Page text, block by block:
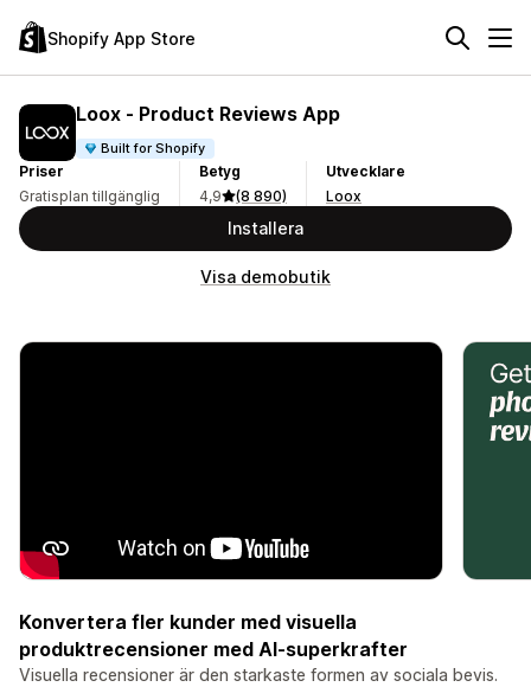
Shopify App Store
Loox ‑ Product Reviews App
Built for Shopify
Priser
Gratisplan tillgänglig
Betyg
4,9
(8 890)
Utvecklare
Loox
Installera
Visa demobutik
Konvertera fler kunder med visuella
produktrecensioner med AI-superkrafter
Visuella recensioner är den starkaste formen av sociala bevis.